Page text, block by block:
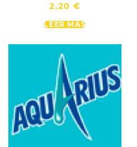
2,20 €
LEER MÁS